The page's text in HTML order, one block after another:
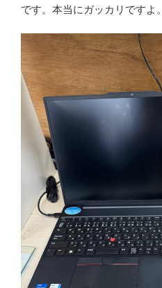
です。本当にガッカリですよ。